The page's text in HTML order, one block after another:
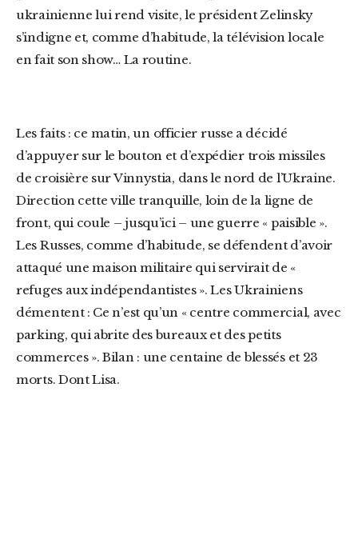
ukrainienne lui rend visite, le président Zelinsky
s’indigne et, comme d’habitude, la télévision locale
en fait son show… La routine.
Les faits : ce matin, un officier russe a décidé
d’appuyer sur le bouton et d’expédier trois missiles
de croisière sur Vinnystia, dans le nord de l’Ukraine.
Direction cette ville tranquille, loin de la ligne de
front, qui coule – jusqu’ici – une guerre « paisible ».
Les Russes, comme d’habitude, se défendent d’avoir
attaqué une maison militaire qui servirait de «
refuges aux indépendantistes ». Les Ukrainiens
démentent : Ce n’est qu’un « centre commercial, avec
parking, qui abrite des bureaux et des petits
commerces ». Bilan : une centaine de blessés et 23
morts. Dont Lisa.